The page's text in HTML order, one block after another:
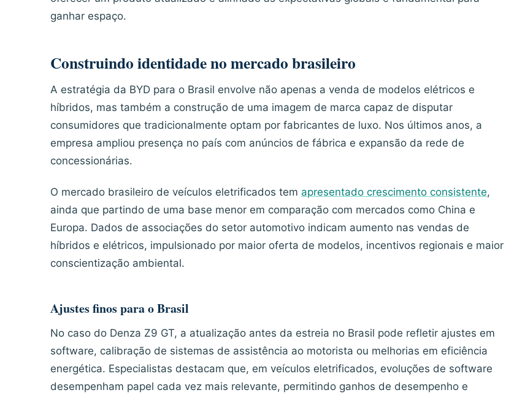
ganhar espaço.
Construindo identidade no mercado brasileiro
A estratégia da BYD para o Brasil envolve não apenas a venda de modelos elétricos e
híbridos, mas também a construção de uma imagem de marca capaz de disputar
consumidores que tradicionalmente optam por fabricantes de luxo. Nos últimos anos, a
empresa ampliou presença no país com anúncios de fábrica e expansão da rede de
concessionárias.
O mercado brasileiro de veículos eletrificados tem apresentado crescimento consistente,
ainda que partindo de uma base menor em comparação com mercados como China e
Europa. Dados de associações do setor automotivo indicam aumento nas vendas de
híbridos e elétricos, impulsionado por maior oferta de modelos, incentivos regionais e maior
conscientização ambiental.
Ajustes finos para o Brasil
No caso do Denza Z9 GT, a atualização antes da estreia no Brasil pode refletir ajustes em
software, calibração de sistemas de assistência ao motorista ou melhorias em eficiência
energética. Especialistas destacam que, em veículos eletrificados, evoluções de software
desempenham papel cada vez mais relevante, permitindo ganhos de desempenho e